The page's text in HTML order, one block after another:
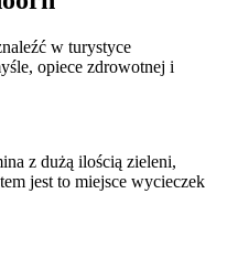
w turystyce
opiece zdrowotnej i
z dużą ilością zieleni,
jest to miejsce wycieczek